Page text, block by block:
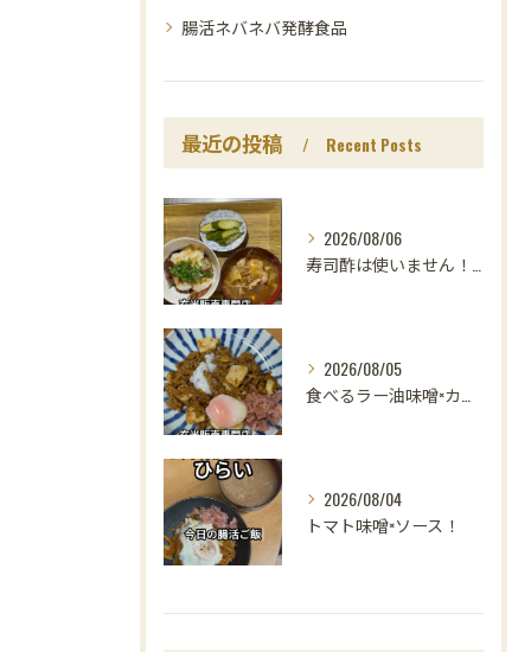
腸活ネバネバ発酵食品
最近の投稿 Recent Posts
2026/08/06
2026/08/05
2026/08/04
トマト味噌×ソース！